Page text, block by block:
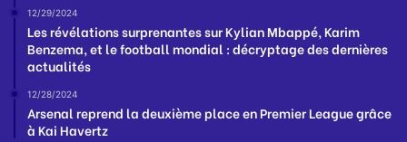
12/29/2024
Les révélations surprenantes sur Kylian Mbappé, Karim
Benzema, et le football mondial : décryptage des dernières
actualités
12/28/2024
Arsenal reprend la deuxième place en Premier League grâce
à Kai Havertz